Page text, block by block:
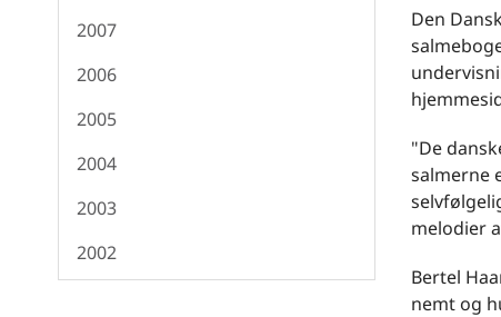
2007
2006
2005
2004
2003
2002
Den
"De
salmerne
melodier
Bertel
nemt og